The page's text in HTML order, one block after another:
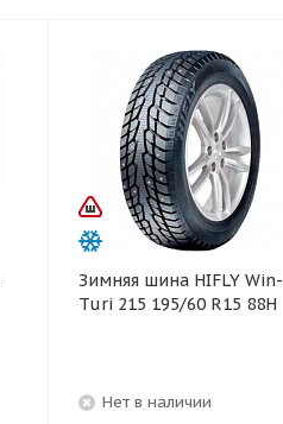
Зимняя шина HIFLY Win-
Turi 215 195/60 R15 88H
Нет в наличии